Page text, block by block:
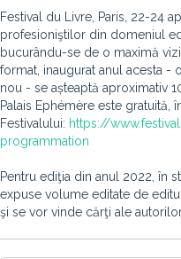
Festival du Livre, Paris, 22-24
profesioniştilor din domeniul
bucurându-se de o maximă
format, inaugurat anul acesta -
nou - se așteaptă aproximativ
Palais Ephémère este gratuită,
Festivalului: https://
programmation
Pentru ediţia din anul 2022, în
expuse volume editate de
şi se vor vinde cărţi ale